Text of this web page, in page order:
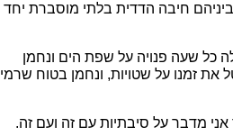
חיבה הדדית בלתי מוסברת יחד
כל שעה פנויה על שפת הים ונחמן
זמנו על שטויות, ונחמן בטוח שרמי
אני מדבר על סיבתיות עם זה ועם זה.